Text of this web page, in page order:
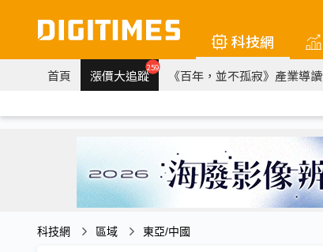
科技網
首頁 漲價大追蹤259 《百年，並不孤寂》產業導讀
科技網 區域 東亞/中國